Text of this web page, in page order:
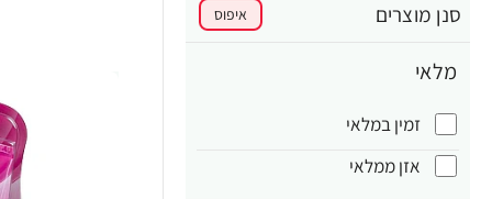
סנן מוצרים איפוס
מלאי
זמין במלאי
אזן ממלאי